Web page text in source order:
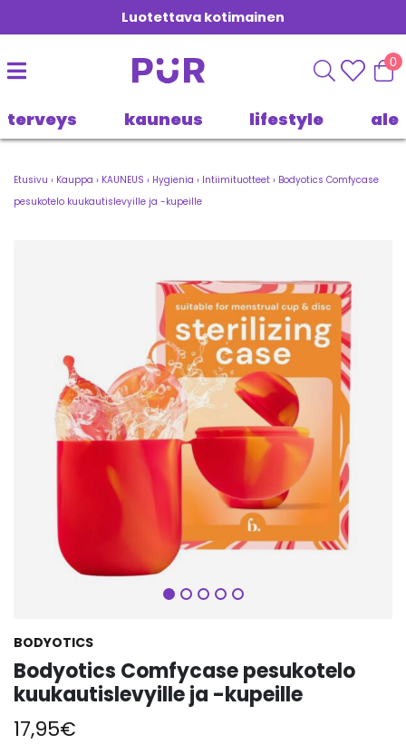
Luotettava kotimainen
0
terveys kauneus lifestyle ale
Etusivu › Kauppa › KAUNEUS › Hygienia › Intiimituotteet › Bodyotics Comfycase
pesukotelo kuukautislevyille ja -kupeille
Seuraava
BODYOTICS
Bodyotics Comfycase pesukotelo
kuukautislevyille ja -kupeille
17,95€